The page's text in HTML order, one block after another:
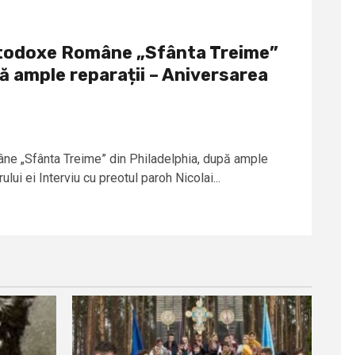
Române „Sfânta Treime”
ample reparații – Aniversarea
„Sfânta Treime” din Philadelphia, după ample
ei Interviu cu preotul paroh Nicolai...